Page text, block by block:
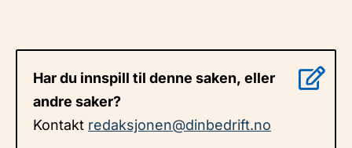
Har du innspill til denne saken, eller
andre saker?
Kontakt redaksjonen@dinbedrift.no